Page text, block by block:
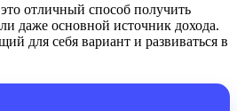
отличный способ получить
даже основной источник дохода.
для себя вариант и развиваться в